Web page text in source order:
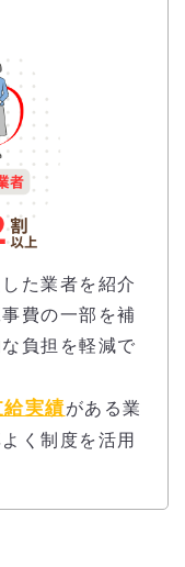
た業者を紹介
費の一部を補
負担を軽減で
実績がある業
く制度を活用